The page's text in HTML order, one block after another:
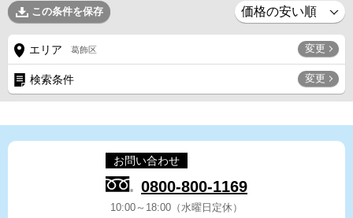
この条件を保存
エリア 葛飾区 変更
検索条件 変更
お問い合わせ
0800-800-1169
10:00～18:00（水曜日定休）